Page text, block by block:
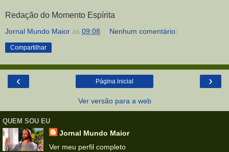
Redação do Momento Espírita
Jornal Mundo Maior às 09:08 Nenhum comentário:
Compartilhar
‹ ›
Página inicial
Ver versão para a web
QUEM SOU EU
Jornal Mundo Maior
Ver meu perfil completo